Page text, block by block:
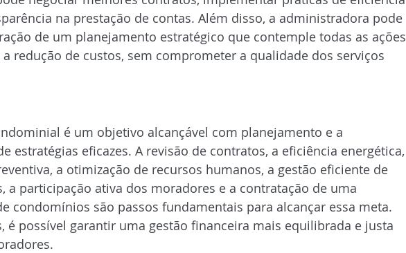
na prestação de contas. Além disso, a administradora pode
de um planejamento estratégico que contemple todas as ações
a redução de custos, sem comprometer a qualidade dos serviços
é um objetivo alcançável com planejamento e a
estratégias eficazes. A revisão de contratos, a eficiência energética,
a otimização de recursos humanos, a gestão eficiente de
a participação ativa dos moradores e a contratação de uma
condomínios são passos fundamentais para alcançar essa meta.
é possível garantir uma gestão financeira mais equilibrada e justa